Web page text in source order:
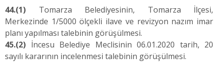
44.(1) Tomarza Belediyesinin, Tomarza İlçesi,
Merkezinde 1/5000 ölçekli ilave ve revizyon nazım imar
planı yapılması talebinin görüşülmesi.
45.(2) İncesu Belediye Meclisinin 06.01.2020 tarih, 20
sayılı kararının incelenmesi talebinin görüşülmesi.